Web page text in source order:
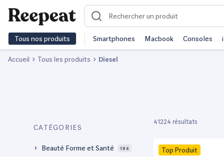
Tous nos produits Smartphones Macbook Consoles
Accueil Tous les produits Diesel
CATÉGORIES
Beauté Forme et Santé 186
41224 résultats
Top Produit